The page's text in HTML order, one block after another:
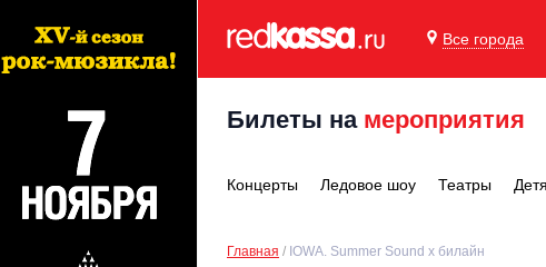
Все города
Билеты на мероприятия
Концерты Ледовое шоу Театры
Главная IOWA. Summer Sound x билайн